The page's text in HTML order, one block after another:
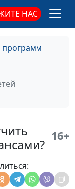
НАС
программ
16+
#27